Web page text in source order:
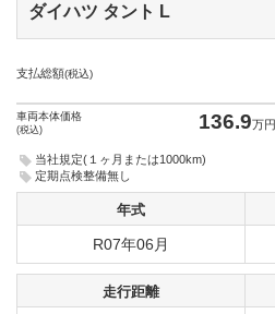
ダイハツ タント L
支払総額(税込)
車両本体価格
(税込) 136.9万円
当社規定(１ヶ月または1000km)
定期点検整備無し
年式
R07年06月
走行距離